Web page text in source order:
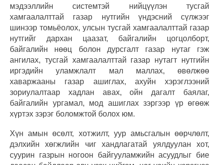
мэдээллийн системтэй нийцүүлэн тусгай
хамгаалалттай газар нутгийн үндэсний сүлжээг
шинээр томьёолох, улсын тусгай хамгаалалттай газар
нутгийг дархан цаазат, байгалийн цогцолборт,
байгалийн нөөц болон дурсгалт газар нутаг гэж
ангилах, тусгай хамгаалалттай газар нутагт нутгийн
иргэдийн уламжлалт мал маллах, өвөлжөө
хаваржааны газар ашиглах, ахуйн хэрэглээний
зориулалтаар хадлан авах, ойн дагалт баялаг,
байгалийн ургамал, мод ашиглах зэргээр үр өгөөж
хүртэх зэрэг боломжтой болох юм.
Хүн амын өсөлт, хотжилт, уур амьсгалын өөрчлөлт,
дэлхийн хөгжлийн чиг хандлагатай уялдуулан хот,
суурин газрын ногоон байгууламжийн асуудлыг бие